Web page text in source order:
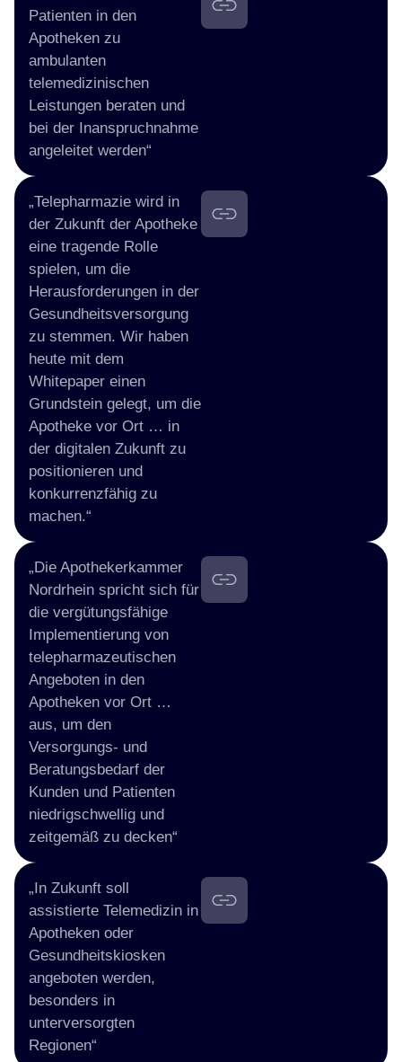
Patienten in den
Apotheken zu
ambulanten
telemedizinischen
Leistungen beraten und
bei der Inanspruchnahme
angeleitet werden“
„Telepharmazie wird in
der Zukunft der Apotheke
eine tragende Rolle
spielen, um die
Herausforderungen in der
Gesundheitsversorgung
zu stemmen. Wir haben
heute mit dem
Whitepaper einen
Grundstein gelegt, um die
Apotheke vor Ort … in
der digitalen Zukunft zu
positionieren und
konkurrenzfähig zu
machen.“
„Die Apothekerkammer
Nordrhein spricht sich für
die vergütungsfähige
Implementierung von
telepharmazeutischen
Angeboten in den
Apotheken vor Ort …
aus, um den
Versorgungs- und
Beratungsbedarf der
Kunden und Patienten
niedrigschwellig und
zeitgemäß zu decken“
„In Zukunft soll
assistierte Telemedizin in
Apotheken oder
Gesundheitskiosken
angeboten werden,
besonders in
unterversorgten
Regionen“